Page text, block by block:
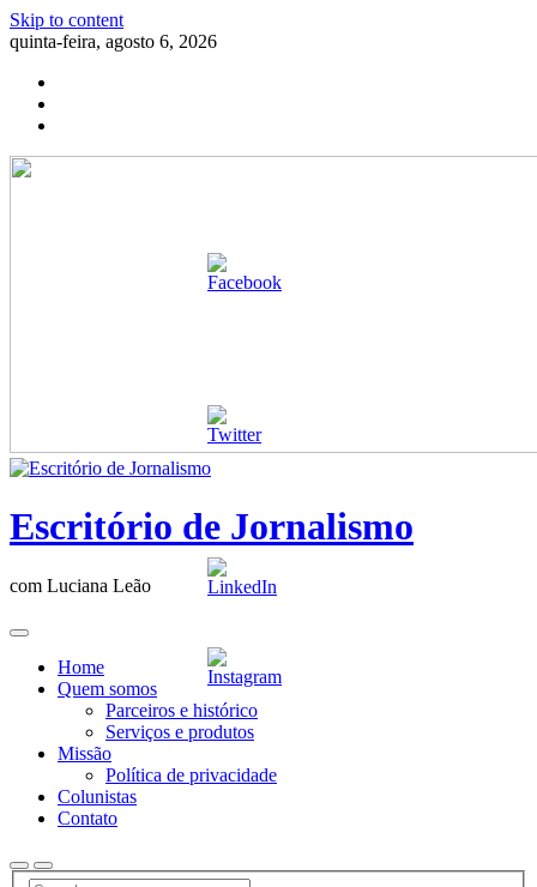
Skip to content
quinta-feira, agosto 6, 2026
Escritório de Jornalismo
com Luciana Leão
Home
Quem somos
Parceiros e histórico
Serviços e produtos
Missão
Política de privacidade
Colunistas
Contato